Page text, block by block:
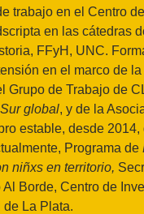
trabajo en el Centro
en las cátedras
FFyH, UNC.
en el marco de
Grupo de Trabajo de
global, y de la
estable, desde
Programa de
niñxs en territorio,
Borde, Centro de
La Plata.